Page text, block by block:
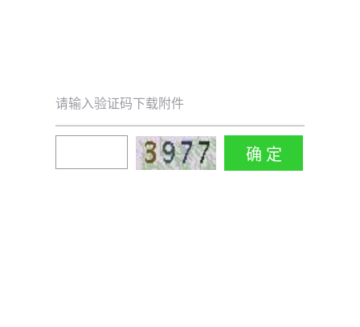
请输入验证码下载附件